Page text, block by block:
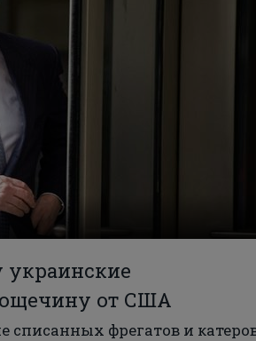
от США
списанных фрегатов и